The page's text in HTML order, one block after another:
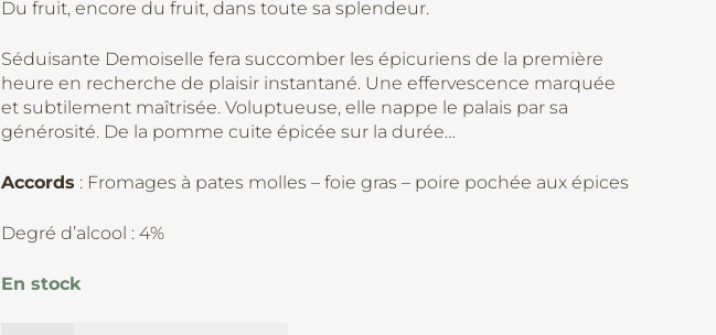
Du fruit, encore du fruit, dans toute sa splendeur.
Séduisante Demoiselle fera succomber les épicuriens de la première
heure en recherche de plaisir instantané. Une effervescence marquée
et subtilement maîtrisée. Voluptueuse, elle nappe le palais par sa
générosité. De la pomme cuite épicée sur la durée…
Accords : Fromages à pates molles – foie gras – poire pochée aux épices
Degré d’alcool : 4%
En stock